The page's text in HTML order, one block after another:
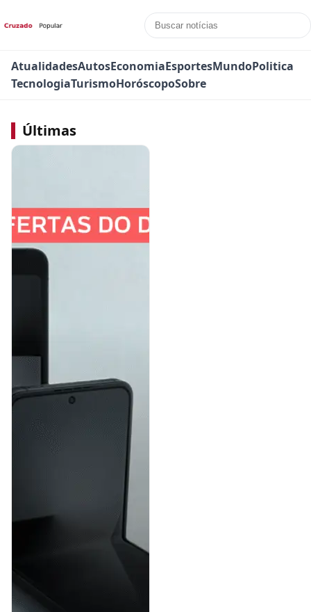
AtualidadesAutosEconomiaEsportesMundoPolitica
TecnologiaTurismoHoróscopoSobre
Últimas